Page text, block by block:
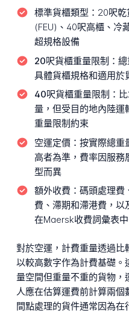
標準貨櫃類型： 20呎乾
(FEU)、40呎高櫃、冷
超規格設備
20呎貨櫃重量限制：
具體貨櫃規格和適用於
40呎貨櫃重量限制：
量，但受目的地內陸運
重量限制約束
空運定價： 按實際總重
高者為準，費率因服
型而異
額外收費： 碼頭處理費
費、滯期和滯港費，以
在Maersk收費詞彙表
對於空運，計費重量透過比
以較高數字作為計費基礎
量空間但重量不重的貨物，
人應在估算運費前計算兩
間點處理的貨件通常因為